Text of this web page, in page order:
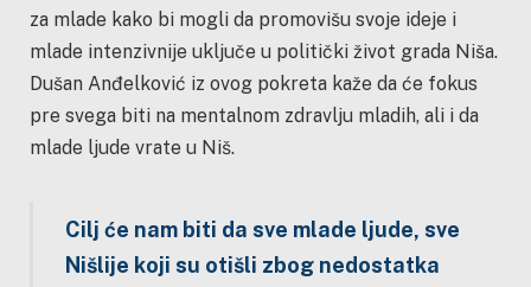
za mlade kako bi mogli da promovišu svoje ideje i
mlade intenzivnije uključe u politički život grada Niša.
Dušan Anđelković iz ovog pokreta kaže da će fokus
pre svega biti na mentalnom zdravlju mladih, ali i da
mlade ljude vrate u Niš.
Cilj će nam biti da sve mlade ljude, sve
Nišlije koji su otišli zbog nedostatka